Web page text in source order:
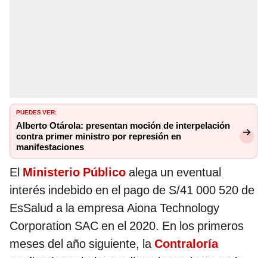
PUEDES VER:
Alberto Otárola: presentan moción de interpelación
contra primer ministro por represión en
manifestaciones
El Ministerio Público alega un eventual
interés indebido en el pago de S/41 000 520 de
EsSalud a la empresa Aiona Technology
Corporation SAC en el 2020. En los primeros
meses del año siguiente, laContraloría